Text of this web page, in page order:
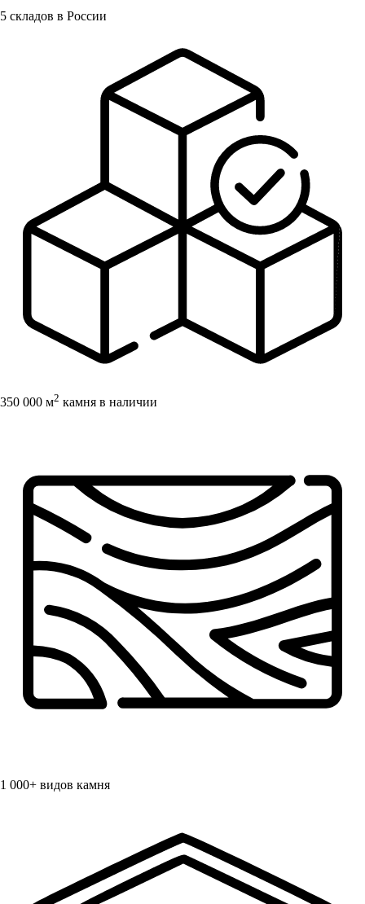
5 складов в России
350 000 м2 камня в наличии
1 000+ видов камня